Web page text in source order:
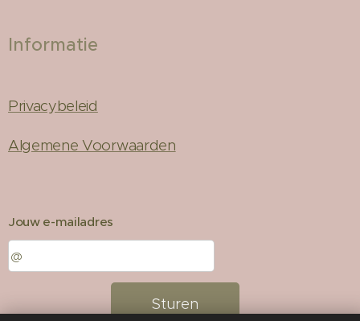
Informatie
Privacybeleid
Algemene Voorwaarden
Jouw e-mailadres
Sturen